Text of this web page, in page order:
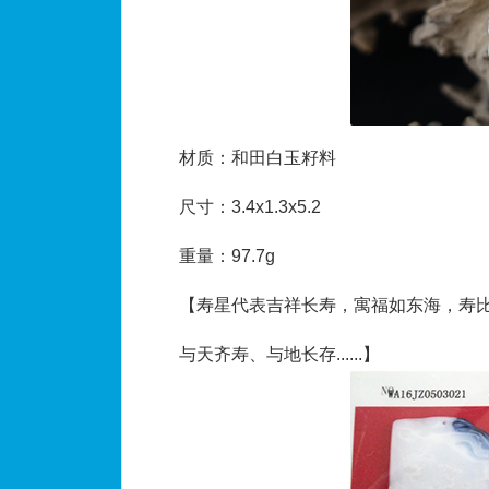
材质：和田白玉籽料
尺寸：3.4x1.3x5.2
重量：97.7g
【寿星代表吉祥长寿，寓福如东海，寿
与天齐寿、与地长存......】